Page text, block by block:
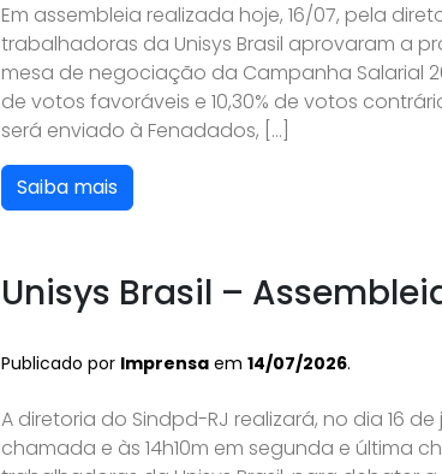
Em assembleia realizada hoje, 16/07, pela
trabalhadoras da Unisys Brasil aprovaram a
mesa de negociação da Campanha Salarial
de votos favoráveis e 10,30% de votos
será enviado à Fenadados, […]
Saiba mais
Unisys Brasil –
Publicado por Imprensa em 14/07/2026.
A diretoria do Sindpd-RJ realizará, no dia 16
chamada e às 14h10m em segunda e última